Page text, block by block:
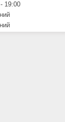
19:00